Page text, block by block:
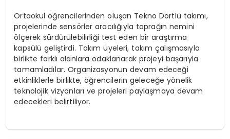
Ortaokul öğrencilerinden oluşan Tekno Dörtlü takımı,
projelerinde sensörler aracılığıyla toprağın nemini
ölçerek sürdürülebilirliği test eden bir araştırma
kapsülü geliştirdi. Takım üyeleri, takım çalışmasıyla
birlikte farklı alanlara odaklanarak projeyi başarıyla
tamamladılar. Organizasyonun devam edeceği
etkinliklerle birlikte, öğrencilerin geleceğe yönelik
teknolojik vizyonları ve projeleri paylaşmaya devam
edecekleri belirtiliyor.